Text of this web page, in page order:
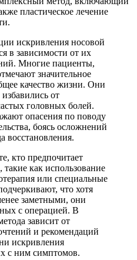
пластическое лечение
искривления носовой
в зависимости от их
Многие пациенты,
значительное
качество жизни. Они
от
головных болей.
опасения по поводу
боясь осложнений
восстановления.
кто предпочитает
как использование
или специальные
что хотя
заметными, они
с операцией. В
зависит от
и рекомендаций
искривления
с ним симптомов.